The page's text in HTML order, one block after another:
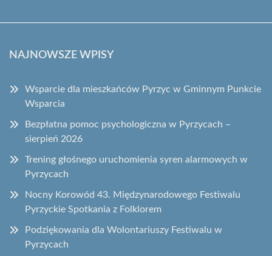
NAJNOWSZE WPISY
Wsparcie dla mieszkańców Pyrzyc w Gminnym Punkcie
Wsparcia
Bezpłatna pomoc psychologiczna w Pyrzycach –
sierpień 2026
Trening głośnego uruchomienia syren alarmowych w
Pyrzycach
Nocny Korowód 43. Międzynarodowego Festiwalu
Pyrzyckie Spotkania z Folklorem
Podziękowania dla Wolontariuszy Festiwalu w
Pyrzycach